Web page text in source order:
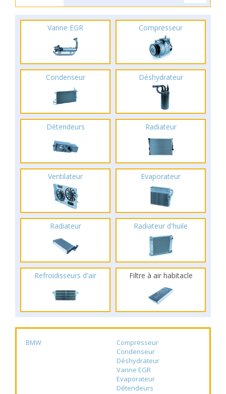
Vanne EGR Compresseur
Condenseur Déshydrateur
Détendeurs Radiateur
Ventilateur Evaporateur
Radiateur Radiateur d'huile
Refroidisseurs d'air Filtre à air habitacle
BMW
Compresseur
Condenseur
Déshydrateur
Vanne EGR
Evaporateur
Détendeurs